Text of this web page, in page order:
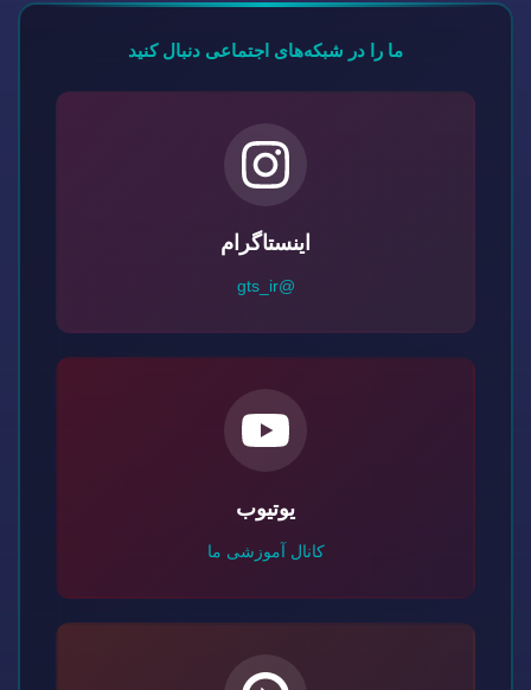
ما را در شبکه‌های اجتماعی دنبال کنید
اینستاگرام
@gts_ir
یوتیوب
کانال آموزشی ما